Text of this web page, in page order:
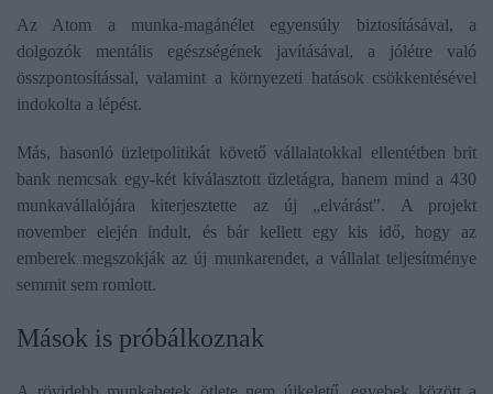
Az Atom a munka-magánélet egyensúly biztosításával, a
dolgozók mentális egészségének javításával, a jólétre való
összpontosítással, valamint a környezeti hatások csökkentésével
indokolta a lépést.
Más, hasonló üzletpolitikát követő vállalatokkal ellentétben brit
bank nemcsak egy-két kiválasztott üzletágra, hanem mind a 430
munkavállalójára kiterjesztette az új „elvárást". A projekt
november elején indult, és bár kellett egy kis idő, hogy az
emberek megszokják az új munkarendet, a vállalat teljesítménye
semmit sem romlott.
Mások is próbálkoznak